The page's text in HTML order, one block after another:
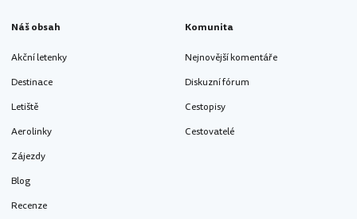
Náš obsah
Akční letenky
Destinace
Letiště
Aerolinky
Zájezdy
Blog
Recenze
Komunita
Nejnovější komentáře
Diskuzní fórum
Cestopisy
Cestovatelé